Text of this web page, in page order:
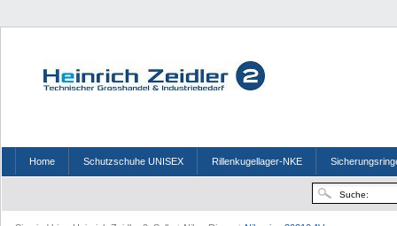
Home Schutzschuhe UNISEX Rillenkugellager-NKE